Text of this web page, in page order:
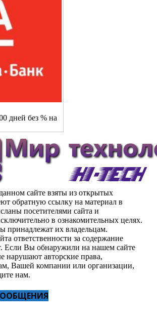
дней без % на
сайте взяты из открытых
обратную ссылку на материал в
посетителями сайта и
в ознакомительных целях.
принадлежат их владельцам.
ответственности за содержание
Если Вы обнаружили на нашем сайте
нарушают авторские права,
Вашей компании или организации,
нам.